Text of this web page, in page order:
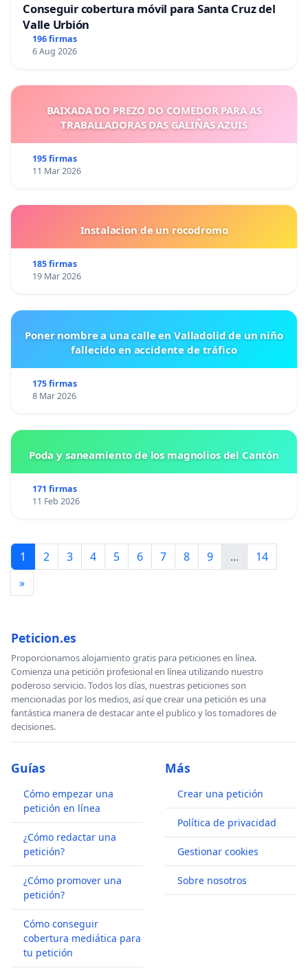
Conseguir cobertura móvil para Santa Cruz del
Valle Urbión
196 firmas
6 Aug 2026
BAIXADA DO PREZO DO COMEDOR PARA AS
TRABALLADORAS DAS GALIÑAS AZUIS
195 firmas
11 Mar 2026
Instalacion de un rocodromo
185 firmas
19 Mar 2026
Poner nombre a una calle en Valladolid de un niño
fallecido en accidente de tráfico
175 firmas
8 Mar 2026
Poda y saneamiento de los magnolios del Cantón
171 firmas
11 Feb 2026
1 2 3 4 5 6 7 8 9 ...
14
»
Peticion.es
Proporcionamos alojamiento gratis para peticiones en línea.
Comienza una petición profesional en línea utilizando nuestro
poderoso servicio. Todos los días, nuestras peticiones son
mencionadas por los medios, así que crear una petición es una
fantástica manera de destacar ante el publico y los tomadores de
decisiones.
Guías
Cómo empezar una
petición en línea
¿Cómo redactar una
petición?
¿Cómo promover una
petición?
Cómo conseguir
cobertura mediática para
tu petición
Más
Crear una petición
Política de privacidad
Gestionar cookies
Sobre nosotros